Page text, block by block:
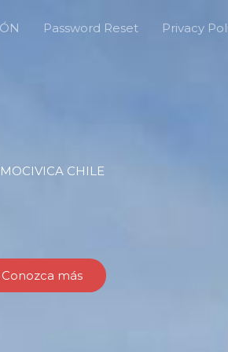
Password Reset Privacy
CHILE
Conozca más